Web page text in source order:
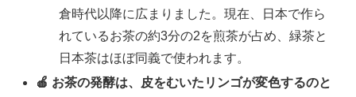
倉時代以降に広まりました。現在、日本で作ら
れているお茶の約3分の2を煎茶が占め、緑茶と
日本茶はほぼ同義で使われます。
🍎 お茶の発酵は、皮をむいたリンゴが変色するのと